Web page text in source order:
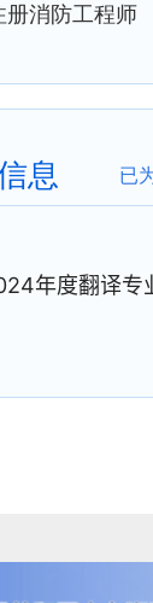
册消防工程师
息 已